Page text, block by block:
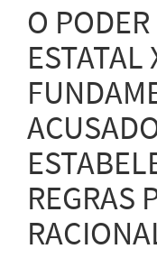
O
ESTATAL
REGRAS